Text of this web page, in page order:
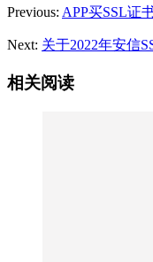
Previous: APP买SSL证
Next: 关于2022年安信
相关阅读